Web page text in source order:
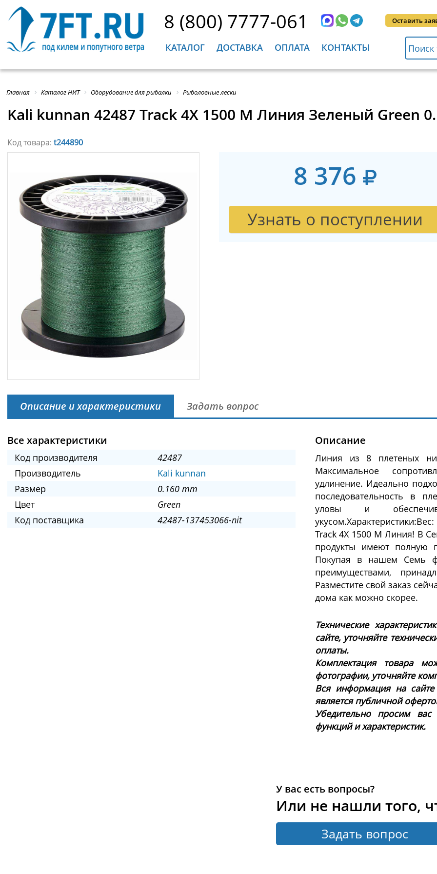
8 (800) 7777-061 Оставить
КАТАЛОГ ДОСТАВКА ОПЛАТА КОНТАКТЫ
Главная Каталог НИТ Оборудование для рыбалки Рыболовные лески
Kali kunnan 42487 Track 4X 1500 M Линия Зеленый Green
Код товара: t244890
8 376
Узнать о поступлении
Описание и характеристики Задать вопрос
Все характеристики
Код производителя
42487
Производитель
Kali kunnan
Размер
0.160 mm
Цвет
Green
Код поставщика
42487-137453066-nit
Описание
Линия из 8 плетеных
Максимальное
удлинение. Идеально
последовательность в
уловы и
Track 4X 1500 M Линия! В
продукты имеют полную
Покупая в нашем Семь
преимуществами,
Разместите свой заказ
дома как можно скорее.
Технические
сайте, уточняйте
оплаты.
Комплектация товара
фотографии, уточняйте
Вся информация на
является публичной
Убедительно просим
функций и характеристик.
У вас есть вопросы?
Или не нашли того,
Задать вопрос